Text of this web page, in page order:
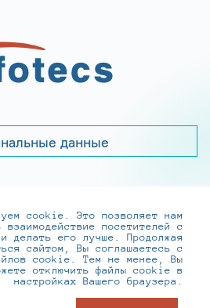
данные
6192, 8-800-250-0-260
,hr@infotecs.ru
Отрадная ул., 2Б строение 1
cookie. Это позволяет нам
взаимодействие посетителей с
делать его лучше. Продолжая
сайтом, Вы соглашаетесь с
cookie. Тем не менее, Вы
отключить файлы cookie в
настройках Вашего браузера.